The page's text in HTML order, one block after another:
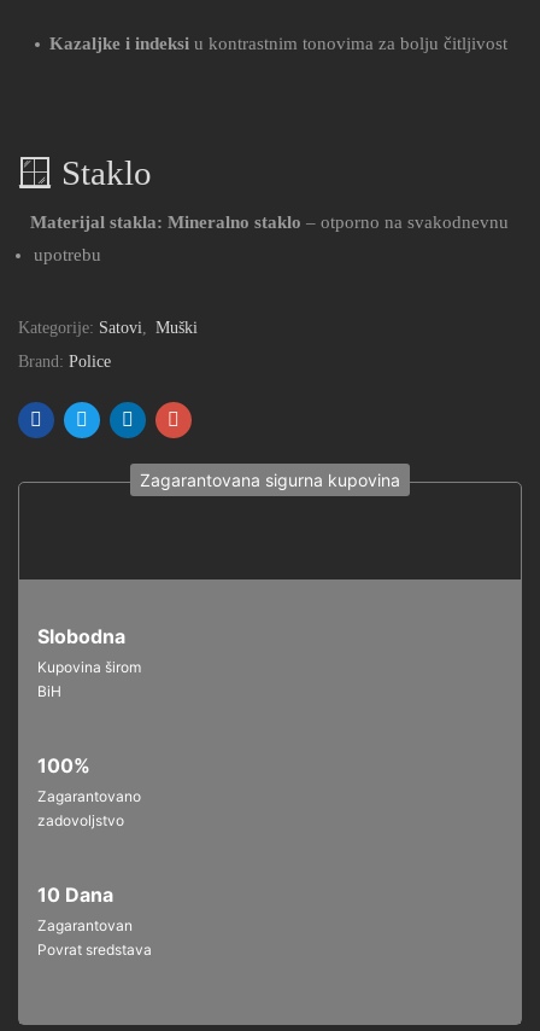
Kazaljke i indeksi u kontrastnim tonovima za bolju čitljivost
🪟 Staklo
Materijal stakla: Mineralno staklo – otporno na svakodnevnu
upotrebu
Kategorije: Satovi, Muški
Brand: Police
Zagarantovana sigurna kupovina
Slobodna
Kupovina širom
BiH
100%
Zagarantovano
zadovoljstvo
10 Dana
Zagarantovan
Povrat sredstava